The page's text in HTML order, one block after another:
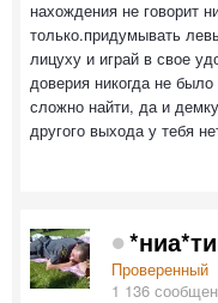
нахождения не говорит
только.придумывать
лицуху и играй в свое
доверия никогда не
сложно найти, да и
другого выхода у тебя
Проверенный
1 136